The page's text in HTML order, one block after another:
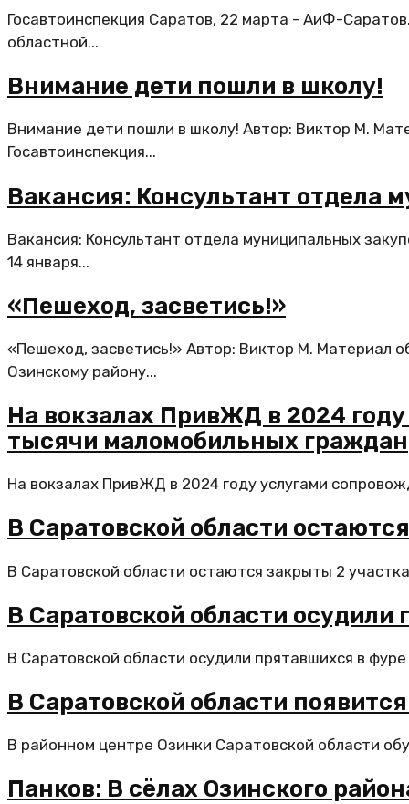
Госавтоинспекция Саратов, 22 марта - АиФ-
областной...
Внимание дети пошли в школу!
Внимание дети пошли в школу! Автор: Виктор М.
Госавтоинспекция...
Вакансия: Консультант отдела
Вакансия: Консультант отдела муниципальных
14 января...
«Пешеход, засветись!»
«Пешеход, засветись!» Автор: Виктор М. Материал
Озинскому району...
На вокзалах ПривЖД в 2024
тысячи маломобильных граждан
На вокзалах ПривЖД в 2024 году услугами
В Саратовской области
В Саратовской области остаются закрыты 2
В Саратовской области
В Саратовской области осудили прятавшихся в
В Саратовской области
В районном центре Озинки Саратовской области
Панков: В сёлах Озинского